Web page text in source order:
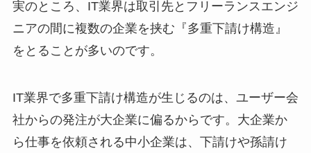
実のところ、IT業界は取引先とフリーランスエンジ
ニアの間に複数の企業を挟む『多重下請け構造』
をとることが多いのです。
IT業界で多重下請け構造が生じるのは、ユーザー会
社からの発注が大企業に偏るからです。大企業か
ら仕事を依頼される中小企業は、下請けや孫請け